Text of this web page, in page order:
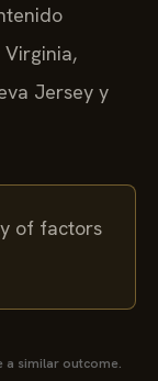
Virginia,
Jersey y
of factors
a similar outcome.